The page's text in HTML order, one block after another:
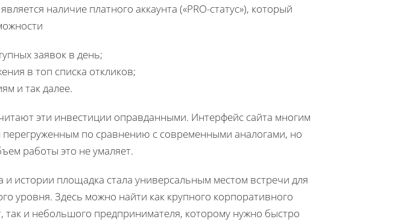
наличие платного аккаунта («PRO-статус»), который
заявок в день;
в топ списка откликов;
и так далее.
эти инвестиции оправданными. Интерфейс сайта многим
перегруженным по сравнению с современными аналогами, но
работы это не умаляет.
и истории площадка стала универсальным местом встречи для
уровня. Здесь можно найти как крупного корпоративного
так и небольшого предпринимателя, которому нужно быстро